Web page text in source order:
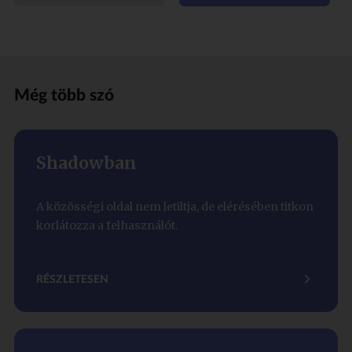
Még több szó
Shadowban
A közösségi oldal nem letiltja, de elérésében titkon
korlátozza a felhasználót.
RÉSZLETESEN